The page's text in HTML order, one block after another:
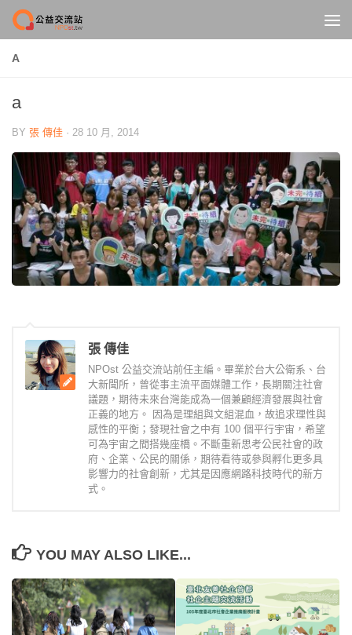
Skip to content
A
a
BY 張 傳佳 · 28 10 月, 2014
張 傳佳
NPOst 公益交流站前任主編。畢業於台大公衛系、台
大新聞所，曾從事主流平面媒體工作，長期關注社會
議題，期待未來台灣能成為一個兼顧經濟發展與社會
正義的地方。 因為是理組與文組混血，故追求理性與
感性的平衡；發現社會之中有 100 個平行宇宙，希望
可為宇宙之間搭幾座橋。不斷重新思考公民社會的政
府、企業、公民的關係，期待看待或參與孵化更多具
影響力的社會創新，尤其是因應網路科技時代的新方
式。
YOU MAY ALSO LIKE...